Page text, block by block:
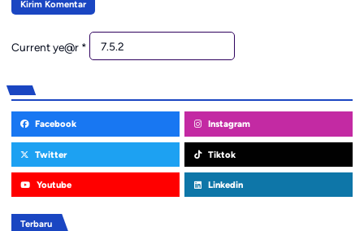
Current ye@r *
Facebook Instagram
Twitter Tiktok
Youtube Linkedin
Terbaru